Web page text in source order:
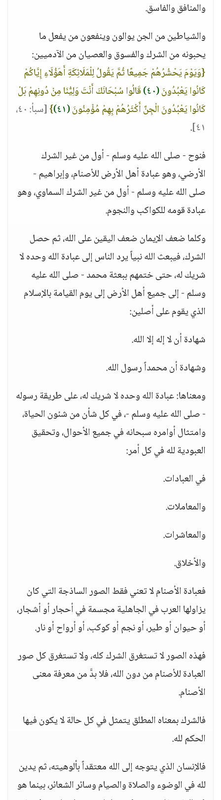
والمنافق والفاسق.
والشياطين من الجن يوالون وينفعون من يفعل ما
يحبونه من الشرك والفسوق والعصيان من الآدميين:
{وَيَوْمَ يَحْشُرُهُمْ جَمِيعًا ثُمَّ يَقُولُ لِلْمَلَائِكَةِ أَهَؤُلَاءِ إِيَّاكُمْ
كَانُوا يَعْبُدُونَ(٤٠)
قَالُوا سُبْحَانَكَ أَنْتَ وَلِيُّنَا مِنْ دُونِهِمْ بَلْ
كَانُوا يَعْبُدُونَ الْجِنَّ أَكْثَرُهُمْ بِهِمْ مُؤْمِنُونَ(٤١) }
[سبأ: ٤٠،
٤١] .
فنوح - صلى الله عليه وسلم - أول من غير الشرك
الأرضي، وهو عبادة أهل الأرض للأصنام، وإبراهيم -
صلى الله عليه وسلم - أول من غير الشرك السماوي، وهو
عبادة قومه للكواكب والنجوم.
وكلما ضعف الإيمان ضعف اليقين على الله، ثم حصل
الشرك، فيبعث الله نبياً يرد الناس إلى عبادة الله وحده لا
شريك له، حتى ختمهم ببعثة محمد - صلى الله عليه
وسلم - إلى جميع أهل الأرض إلى يوم القيامة بالإسلام
الذي يقوم على أصلين:
شهادة أن لا إله إلا الله.
وشهادة أن محمداً رسول الله.
ومعناها: عبادة الله وحده لا شريك له، على طريقة رسوله
- صلى الله عليه وسلم -، في كل شأن من شئون الحياة،
وامتثال أوامره سبحانه في جميع الأحوال، وتحقيق
العبودية لله في كل أمر:
في العبادات.
والمعاملات.
والمعاشرات.
والأخلاق.
فعبادة الأصنام لا تعني فقط الصور الساذجة التي كان
يزاولها العرب في الجاهلية مجسمة في أحجار أو أشجار،
أو حيوان أو طير، أو نجم أو كوكب، أو أرواح أو نار.
فهذه الصور لا تستغرق الشرك كله، ولا تستغرق كل صور
العبادة للأصنام من دون الله، فلا بدَّ من معرفة معنى
الأصنام.
فالشرك بمعناه المطلق يتمثل في كل حالة لا يكون فيها
الحكم لله.
فالإنسان الذي يتوجه إلى الله معتقداً بألوهيته، ثم يدين
لله في الوضوء والصلاة والصيام وسائر الشعائر، بينما هو